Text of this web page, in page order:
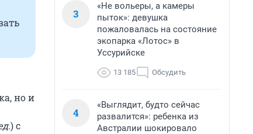
но и
) с
3
«Не вольеры, а камеры
пыток»: девушка
пожаловалась на состояние
экопарка «Лотос» в
Уссурийске
13 185 Обсудить
4
«Выглядит, будто сейчас
развалится»: ребенка из
Австралии шокировало